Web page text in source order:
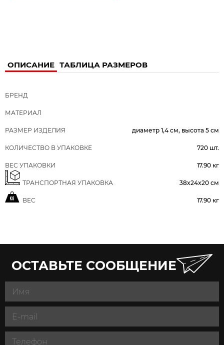
ОПИСАНИЕ ТАБЛИЦА РАЗМЕРОВ
БРЕНД
МАТЕРИАЛ
РАЗМЕР ИЗДЕЛИЯ диаметр 1,4 см, высота 5 см
КОЛИЧЕСТВО В УПАКОВКЕ 720 шт.
ВЕС УПАКОВКИ 17.90 кг
ТРАНСПОРТНАЯ УПАКОВКА 38x24x20 см
ВЕС 17.90 кг
ОСТАВЬТЕ СООБЩЕНИЕ